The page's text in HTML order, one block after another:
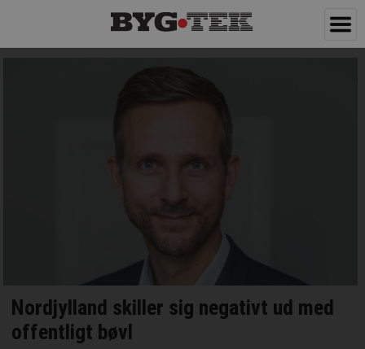
Nordjylland skiller sig negativt ud med
offentligt bøvl